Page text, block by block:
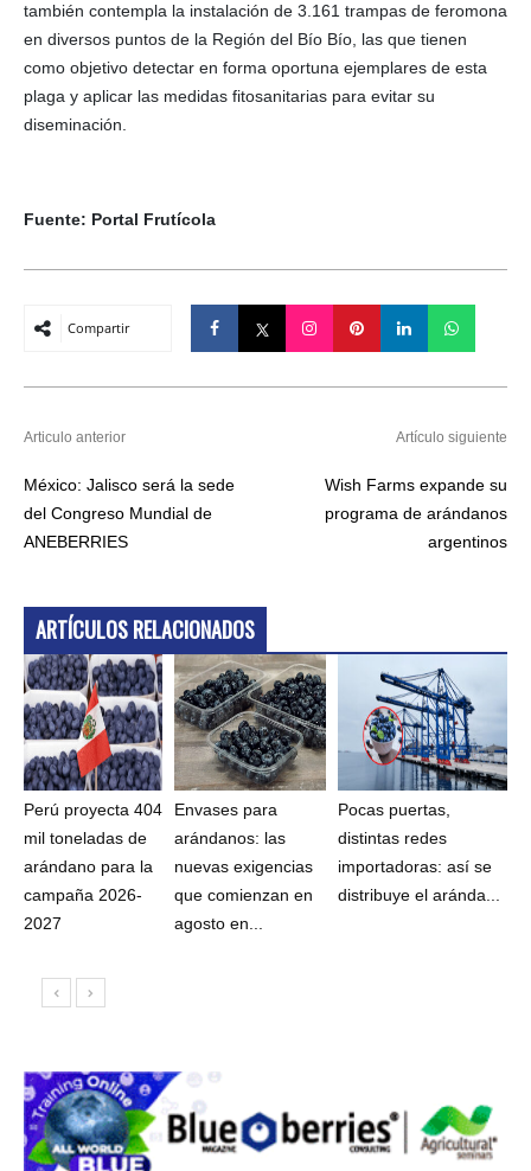
también contempla la instalación de 3.161 trampas de feromona
en diversos puntos de la Región del Bío Bío, las que tienen
como objetivo detectar en forma oportuna ejemplares de esta
plaga y aplicar las medidas fitosanitarias para evitar su
diseminación.
Fuente: Portal Frutícola
Compartir
Articulo anterior
México: Jalisco será la sede
del Congreso Mundial de
ANEBERRIES
Artículo siguiente
Wish Farms expande su
programa de arándanos
argentinos
ARTÍCULOS RELACIONADOS
Perú proyecta 404
mil toneladas de
arándano para la
campaña 2026-
2027
Envases para
arándanos: las
nuevas exigencias
que comienzan en
agosto en...
Pocas puertas,
distintas redes
importadoras: así se
distribuye el aránda...